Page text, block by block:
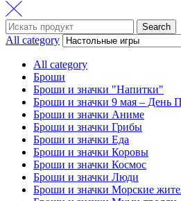
Search
for:
Search
All category
All category
Броши
Броши и значки "Напитки"
Броши и значки 9 мая – День
Броши и значки Аниме
Броши и значки Грибы
Броши и значки Еда
Броши и значки Коровы
Броши и значки Космос
Броши и значки Люди
Броши и значки Морские